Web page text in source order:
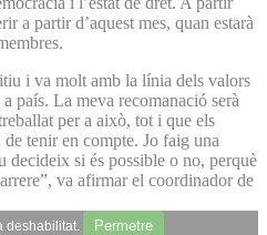
a partir d’aquest mes, quan estarà
i va molt amb la línia dels valors
país. La meva recomanació serà
per a això, tot i que els
tenir en compte. Jo faig una
decideix si és possible o no, perquè
va afirmar el coordinador de
deshabilitat. Permetre